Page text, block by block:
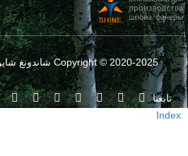
Copyright © 2020-2025 شاندونغ شاين الماكينات والشركة المحدودة
تابعنا
Index